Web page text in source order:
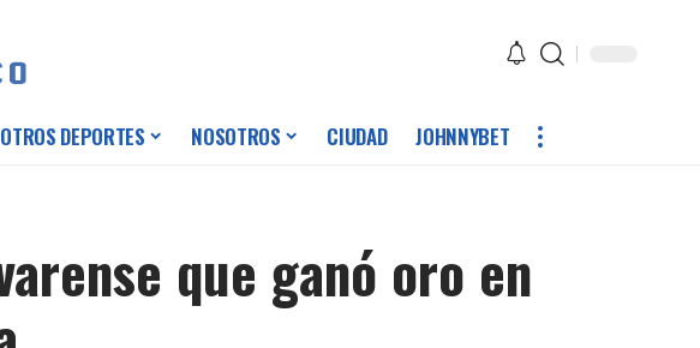
OTROS DEPORTES NOSOTROS CIUDAD JOHNNYBET
que ganó oro en